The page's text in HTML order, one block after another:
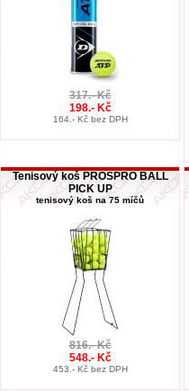
317.- Kč
198.- Kč
164.- Kč bez DPH
Tenisový koš PROSPRO BALL
PICK UP
tenisový koš na 75 míčů
816.- Kč
548.- Kč
453.- Kč bez DPH